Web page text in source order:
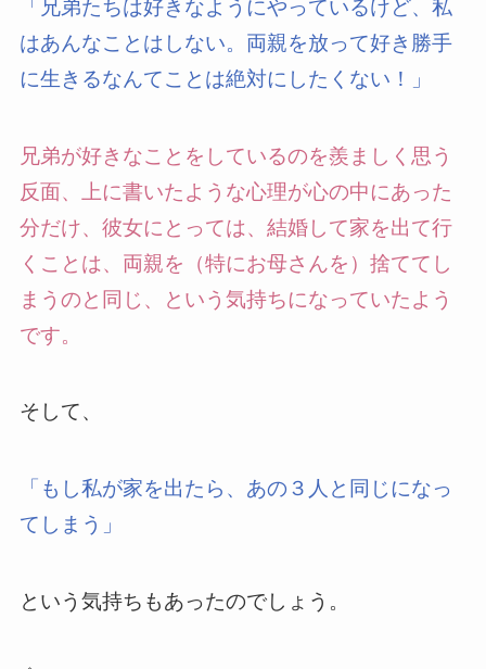
「兄弟たちは好きなようにやっているけど、私
はあんなことはしない。両親を放って好き勝手
に生きるなんてことは絶対にしたくない！」
兄弟が好きなことをしているのを羨ましく思う
反面、上に書いたような心理が心の中にあった
分だけ、彼女にとっては、結婚して家を出て行
くことは、両親を（特にお母さんを）捨ててし
まうのと同じ、という気持ちになっていたよう
です。
そして、
「もし私が家を出たら、あの３人と同じになっ
てしまう」
という気持ちもあったのでしょう。